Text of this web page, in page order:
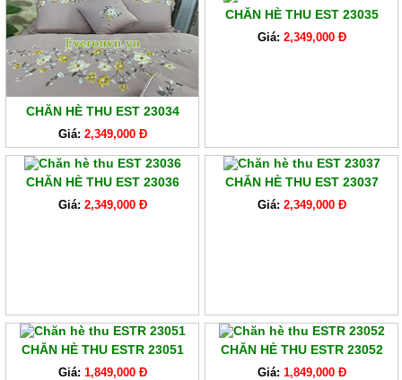
CHĂN HÈ THU EST 23034
Giá: 2,349,000 Đ
CHĂN HÈ THU EST 23035
Giá: 2,349,000 Đ
CHĂN HÈ THU EST 23036
Giá: 2,349,000 Đ
CHĂN HÈ THU EST 23037
Giá: 2,349,000 Đ
CHĂN HÈ THU ESTR 23051
Giá: 1,849,000 Đ
CHĂN HÈ THU ESTR 23052
Giá: 1,849,000 Đ